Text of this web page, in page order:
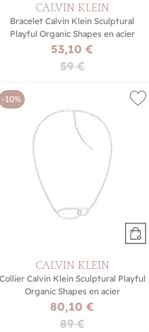
CALVIN KLEIN
Bracelet Calvin Klein Sculptural
Playful Organic Shapes en acier
53,10 €
59 €
-10%
CALVIN KLEIN
Collier Calvin Klein Sculptural Playful
Organic Shapes en acier
80,10 €
89 €